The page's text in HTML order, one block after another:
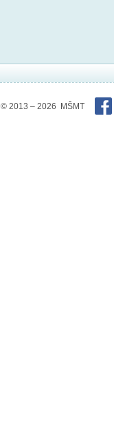
© 2013 – 2026 MŠMT